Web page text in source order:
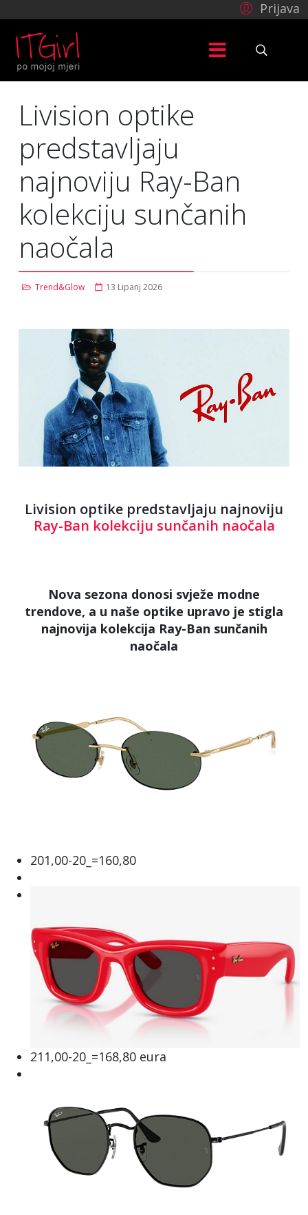
Prijava
Livision optike
predstavljaju
najnoviju Ray-Ban
kolekciju sunčanih
naočala
Trend&Glow 13 Lipanj 2026
Livision optike predstavljaju najnoviju
Ray-Ban kolekciju sunčanih naočala
Nova sezona donosi svježe modne
trendove, a u naše optike upravo je stigla
najnovija kolekcija Ray-Ban sunčanih
naočala
201,00-20_=160,80
211,00-20_=168,80 eura